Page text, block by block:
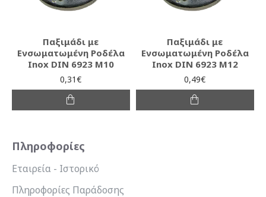
Παξιμάδι με
Ενσωματωμένη Ροδέλα
Inox DIN 6923 M10
0,31€
Παξιμάδι με
Ενσωματωμένη Ροδέλα
Inox DIN 6923 M12
0,49€
Πληροφορίες
Εταιρεία - Ιστορικό
Πληροφορίες Παράδοσης